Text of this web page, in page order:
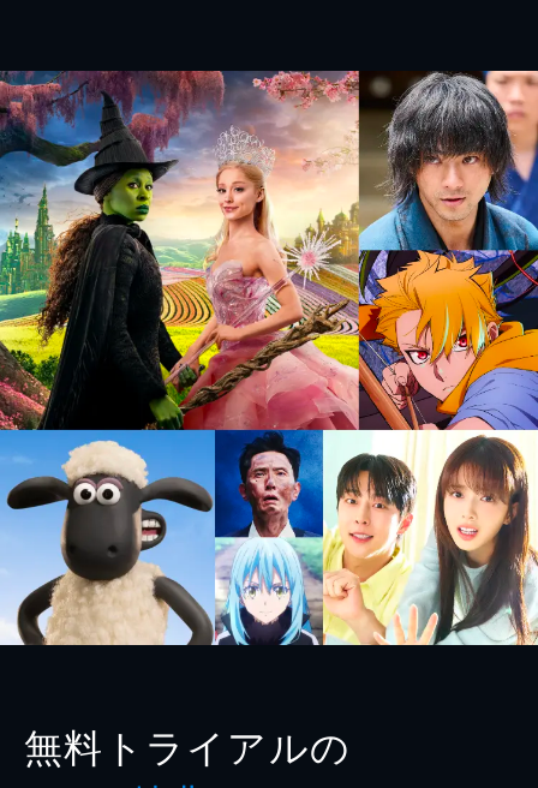
無料トライアルの